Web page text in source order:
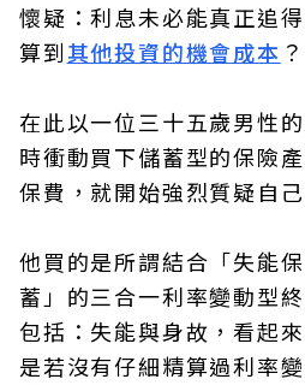
懷疑：利息未必能真正追
算到其他投資的機會成本
在此以一位三十五歲男性
時衝動買下儲蓄型的保險
保費，就開始強烈質疑自
他買的是所謂結合「失能
蓄」的三合一利率變動型
包括：失能與身故，看起
是若沒有仔細精算過利率